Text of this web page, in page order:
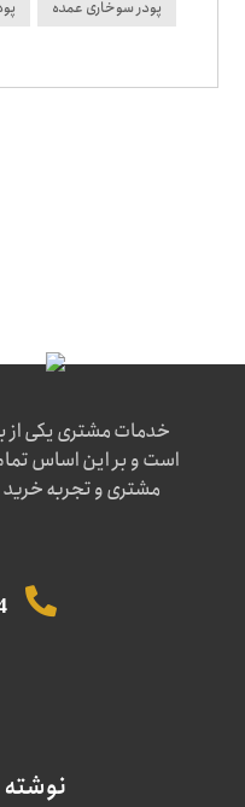
پودر سوخاری عمده
خدمات مشتری یکی از
است و بر این اساس
مشتری و تجربه